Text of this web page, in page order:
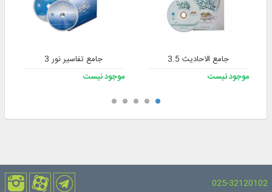
جامع الاحادیث 3.5
موجود نیست
جامع تفاسیر نور 3
موجود نیست
025-32120102